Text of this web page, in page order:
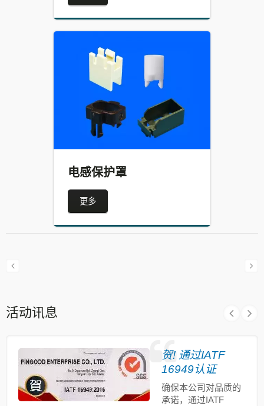
电感保护罩
更多
活动讯息
贺! 通过IATF
16949认证
确保本公司对品质的
承诺，通过IATF